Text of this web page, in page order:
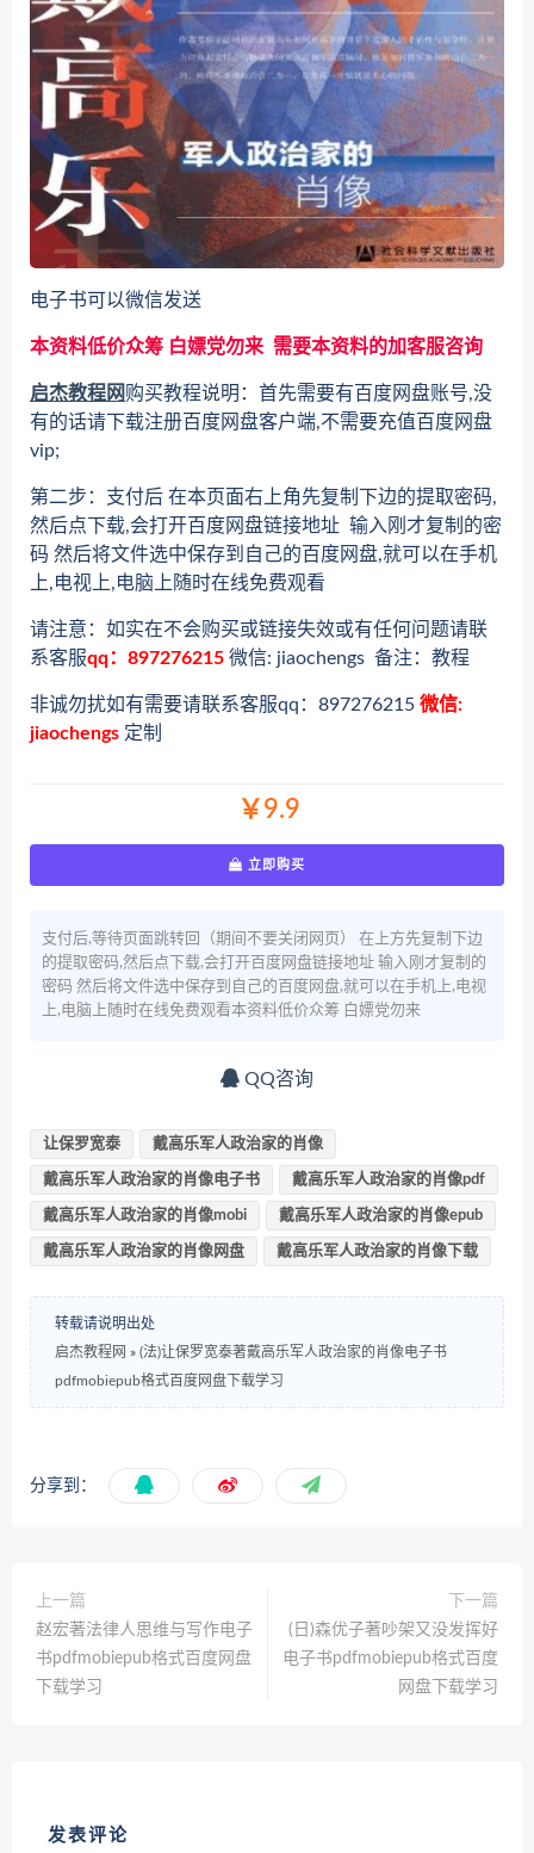
电子书可以微信发送
本资料低价众筹 白嫖党勿来 需要本资料的加客服咨询
启杰教程网购买教程说明：首先需要有百度网盘账号,没
有的话请下载注册百度网盘客户端,不需要充值百度网盘
vip;
第二步：支付后 在本页面右上角先复制下边的提取密码,
然后点下载,会打开百度网盘链接地址 输入刚才复制的密
码 然后将文件选中保存到自己的百度网盘,就可以在手机
上,电视上,电脑上随时在线免费观看
请注意：如实在不会购买或链接失效或有任何问题请联
系客服qq：897276215 微信: jiaochengs 备注：教程
非诚勿扰如有需要请联系客服qq：897276215 微信:
jiaochengs 定制
￥9.9
立即购买
支付后,等待页面跳转回（期间不要关闭网页） 在上方先复制下边
的提取密码,然后点下载,会打开百度网盘链接地址 输入刚才复制的
密码 然后将文件选中保存到自己的百度网盘,就可以在手机上,电视
上,电脑上随时在线免费观看本资料低价众筹 白嫖党勿来
QQ咨询
让保罗宽泰 戴高乐军人政治家的肖像
戴高乐军人政治家的肖像电子书 戴高乐军人政治家的肖像pdf
戴高乐军人政治家的肖像mobi 戴高乐军人政治家的肖像epub
戴高乐军人政治家的肖像网盘 戴高乐军人政治家的肖像下载
转载请说明出处
启杰教程网 » (法)让保罗宽泰著戴高乐军人政治家的肖像电子书
pdfmobiepub格式百度网盘下载学习
分享到：
上一篇
赵宏著法律人思维与写作电子
书pdfmobiepub格式百度网盘
下载学习
下一篇
(日)森优子著吵架又没发挥好
电子书pdfmobiepub格式百度
网盘下载学习
发表评论